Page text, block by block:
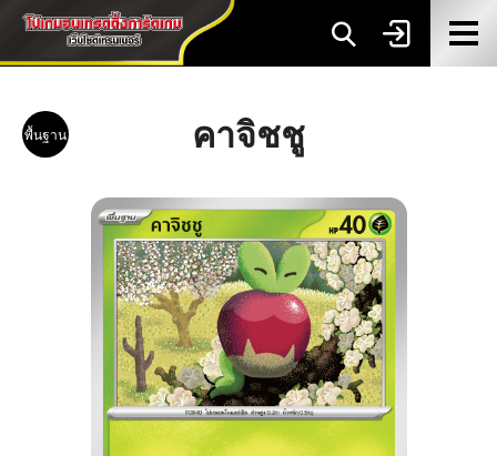
พื้นฐาน คาจิชชู